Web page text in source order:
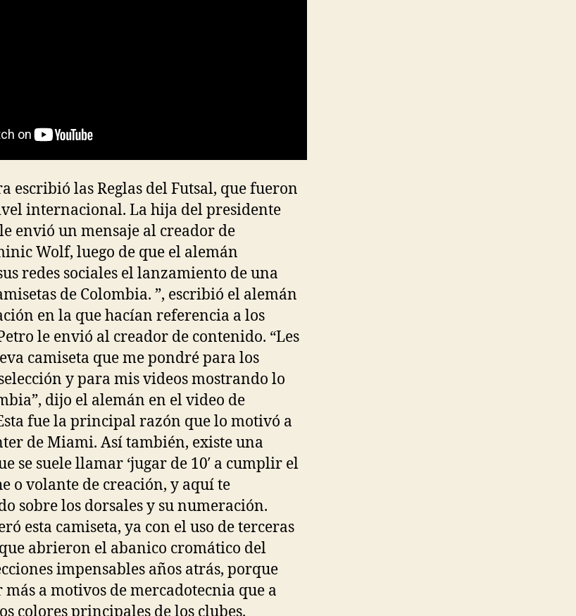
escribió las Reglas del Futsal, que fueron
internacional. La hija del presidente
envió un mensaje al creador de
Wolf, luego de que el alemán
redes sociales el lanzamiento de una
de Colombia. ”, escribió el alemán
en la que hacían referencia a los
le envió al creador de contenido. “Les
camiseta que me pondré para los
y para mis videos mostrando lo
dijo el alemán en el video de
fue la principal razón que lo motivó a
de Miami. Así también, existe una
se suele llamar ‘jugar de 10′ a cumplir el
o volante de creación, y aquí te
sobre los dorsales y su numeración.
esta camiseta, ya con el uso de terceras
abrieron el abanico cromático del
impensables años atrás, porque
más a motivos de mercadotecnia que a
colores principales de los clubes.